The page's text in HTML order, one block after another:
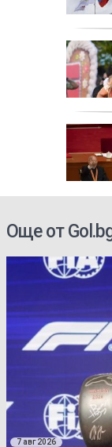
Още от
7 авг 2026